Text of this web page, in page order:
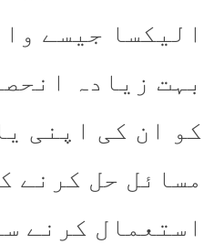
الیکسا جیسے
بہت زیادہ
کو ان کی اپنی
مسائل حل کرنے
استعمال کرنے